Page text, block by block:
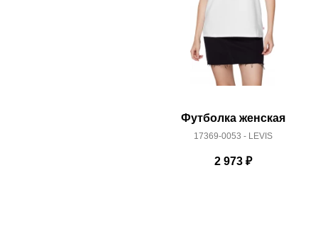
Футболка женская
17369-0053 - LEVIS
2 973₽